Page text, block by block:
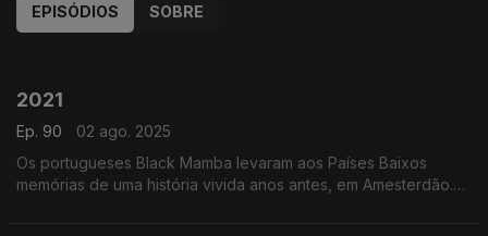
EPISÓDIOS SOBRE
2021
Ep. 90
02 ago. 2025
Os portugueses Black Mamba levaram aos Países Baixos
memórias de uma história vivida anos antes, em Amesterdão.